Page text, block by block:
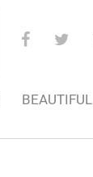
BEAUTIFUL